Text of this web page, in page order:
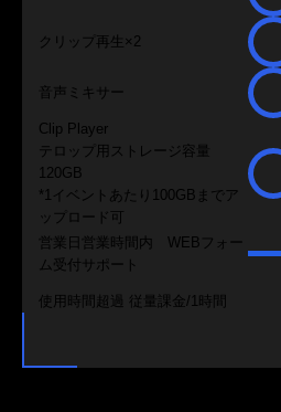
クリップ再生×2
音声ミキサー
Clip Player
テロップ用ストレージ容量
120GB
*1イベントあたり100GBまでア
ップロード可
営業日営業時間内 WEBフォー
ム受付サポート
使用時間超過 従量課金/1時間